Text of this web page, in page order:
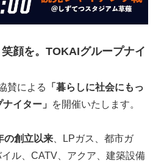
顔を。TOKAIグループナイ
賛による
「暮らしに社会にもっ
イター」
を開催いたします。
の創立以来、LPガス、都市ガ
ル、CATV、アクア、建築設備